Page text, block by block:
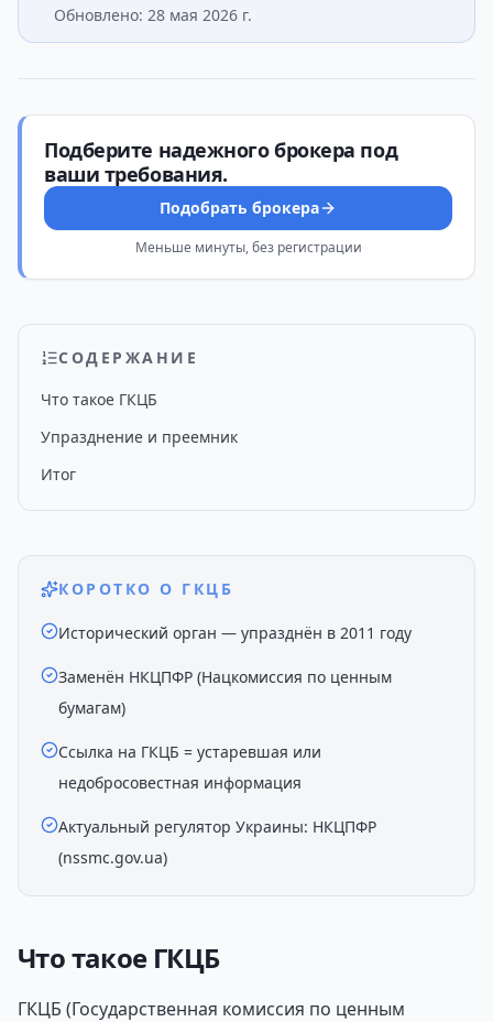
Обновлено: 28 мая 2026 г.
Подберите надежного брокера под
ваши требования.
Подобрать брокера
Меньше минуты, без регистрации
СОДЕРЖАНИЕ
Что такое ГКЦБ
Упразднение и преемник
Итог
КОРОТКО О ГКЦБ
Исторический орган — упразднён в 2011 году
Заменён НКЦПФР (Нацкомиссия по ценным
бумагам)
Ссылка на ГКЦБ = устаревшая или
недобросовестная информация
Актуальный регулятор Украины: НКЦПФР
(nssmc.gov.ua)
Что такое ГКЦБ
ГКЦБ (Государственная комиссия по ценным